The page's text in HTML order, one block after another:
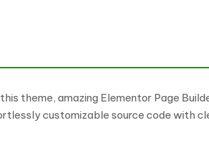
theme, amazing Elementor Page
customizable source code with